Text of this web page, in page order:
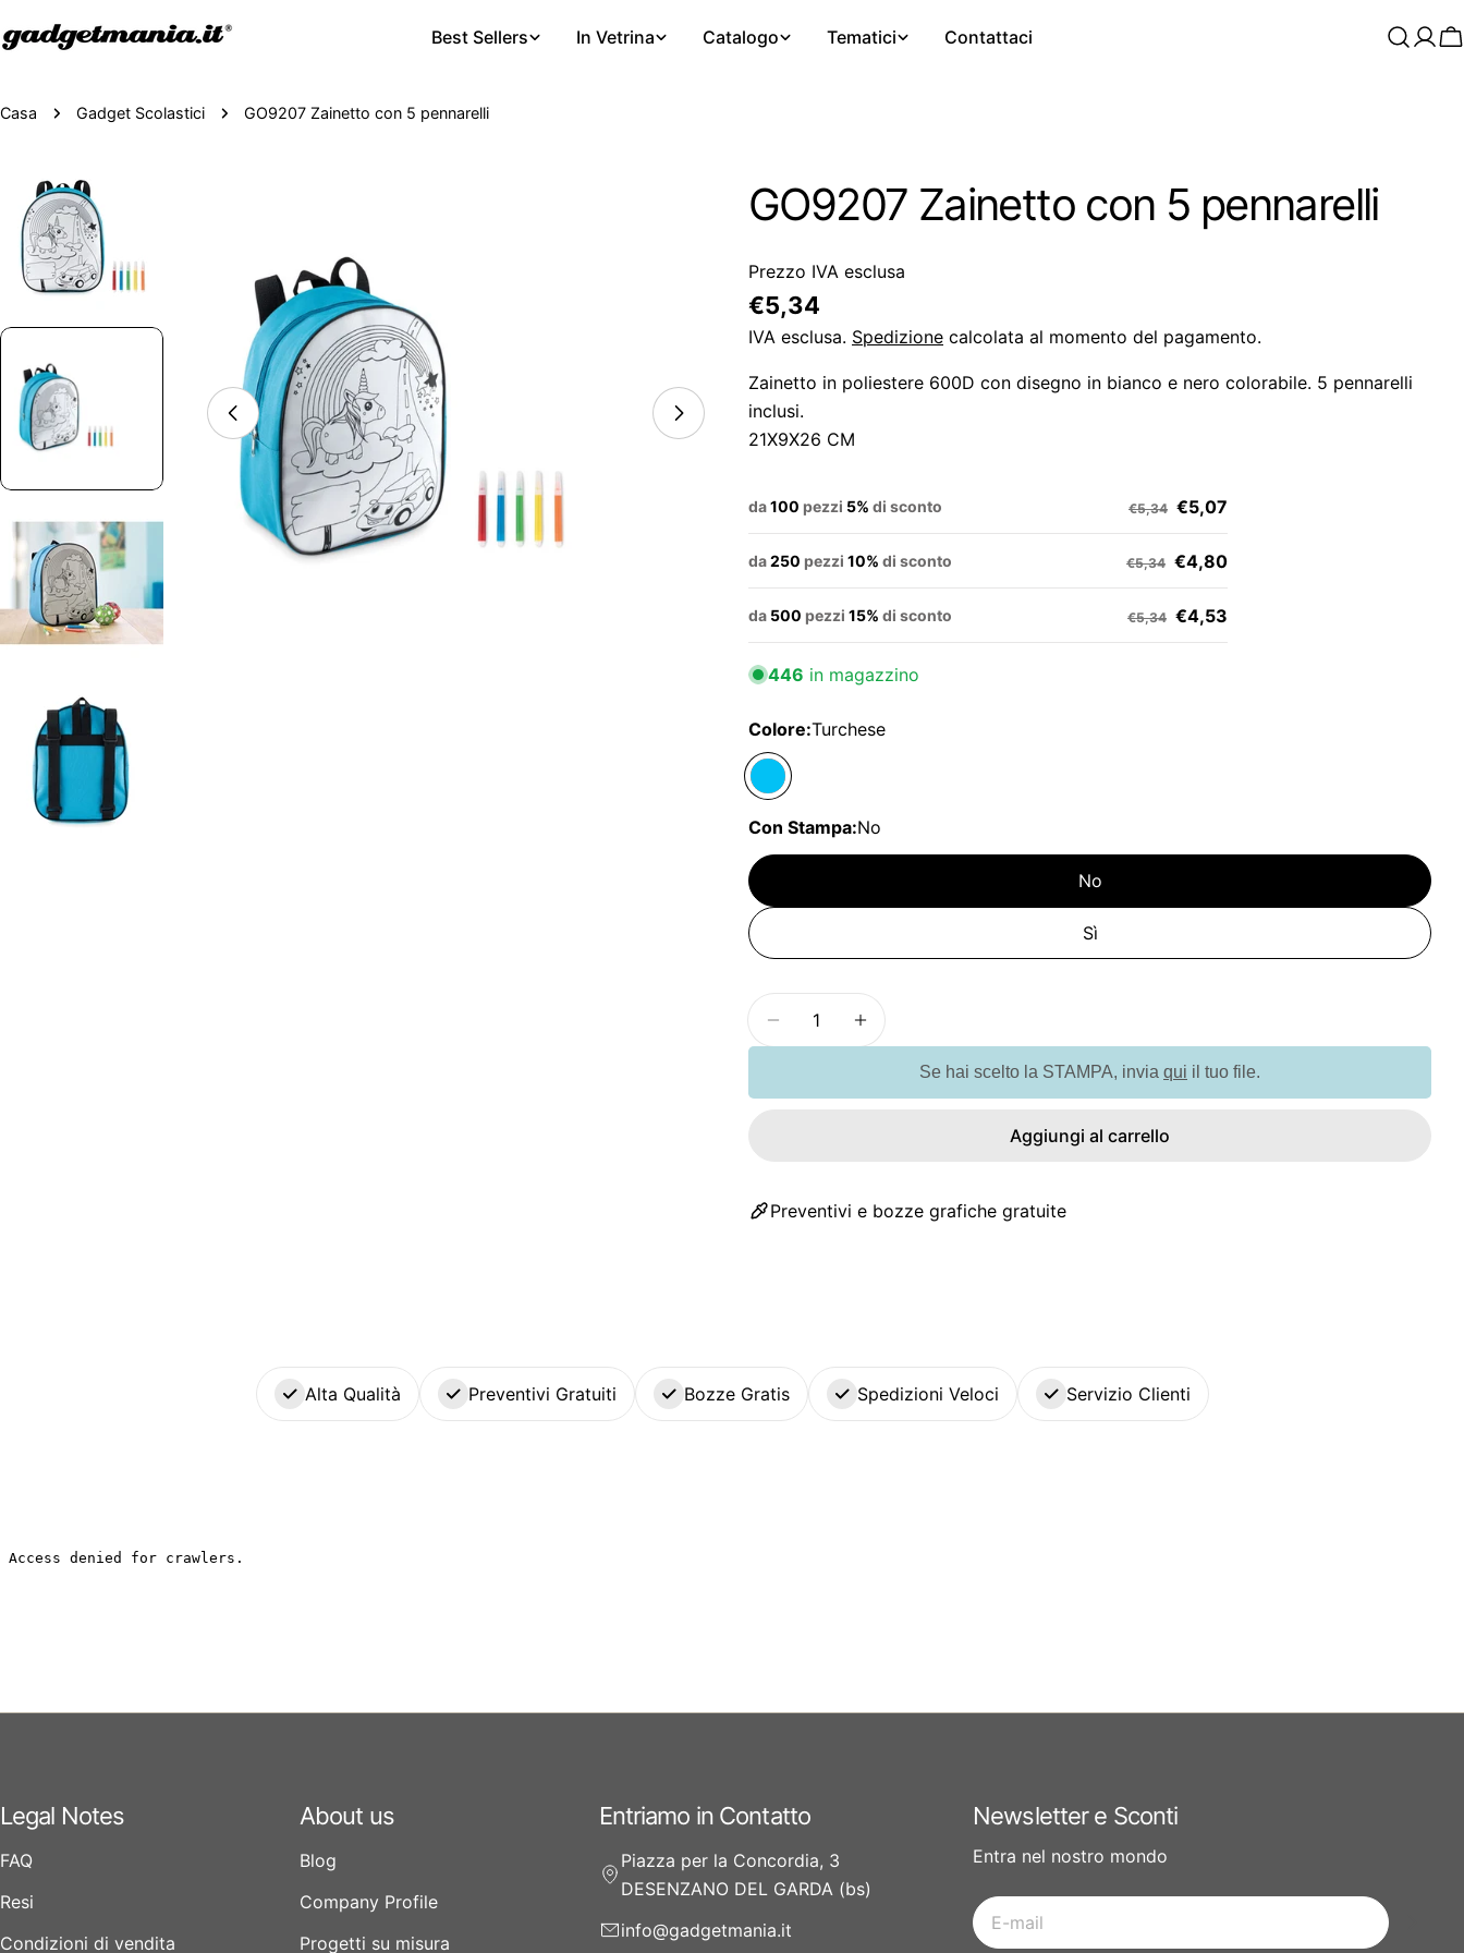
Best Sellers In Vetrina Catalogo Tematici Contattaci
Casa Gadget Scolastici GO9207 Zainetto con 5 pennarelli
prodotto
GO9207 Zainetto con 5 pennarelli
Prezzo IVA esclusa
Prezzo
regolare
€5,34
IVA esclusa. Spedizione calcolata al momento del pagamento.
Zainetto in poliestere 600D con disegno in bianco e nero colorabile. 5 pennarelli
inclusi.
21X9X26 CM
da100 pezzi 5% di sconto €5,34 €5,07
da250 pezzi 10% di sconto €5,34 €4,80
da 500 pezzi 15% di sconto €5,34 €4,53
446 in magazzino
Colore:Turchese
Con Stampa:No
No
Sì
Diminuisci la quantità per GO9207 Zainetto con 5 pennarelli
Aumenta la quantità per GO9207 Zainetto con 5 pennarelli
Se hai scelto la STAMPA, invia qui il tuo file.
Aggiungi al carrello
Preventivi e bozze grafiche gratuite
Alta Qualità Preventivi Gratuiti Bozze Gratis Spedizioni Veloci Servizio Clienti
Legal Notes
FAQ
Resi
Condizioni di vendita
About us
Blog
Company Profile
Progetti su misura
Entriamo in Contatto
Piazza per la Concordia, 3
DESENZANO DEL GARDA (bs)
info@gadgetmania.it
Newsletter e Sconti
Entra nel nostro mondo
E-
mail